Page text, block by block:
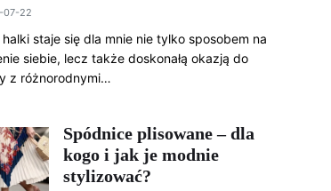
07-22
staje się dla mnie nie tylko sposobem na
siebie, lecz także doskonałą okazją do
z różnorodnymi…
Spódnice plisowane – dla
kogo i jak je modnie
stylizować?